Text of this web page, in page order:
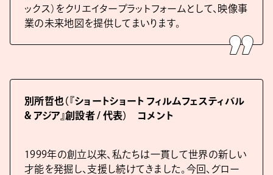
ックス）をクリエイタープラットフォームとして、映像事
業の未来地図を提供してまいります。
別所哲也（『ショートショート フィルムフェスティバル
& アジア』創設者 / 代表） コメント
1999年の創立以来、私たちは一貫して世界の新しい
才能を発掘し、支援し続けてきました。今回、グロー